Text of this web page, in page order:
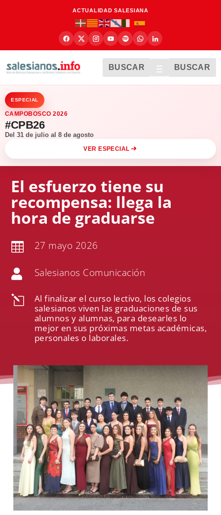
ACTUALIDAD SALESIANA
BUSCAR BUSCAR
ESPECIAL
CAMPOBOSCO 2026
#CPB26
Del 31 de julio al 8 de agosto
VER ESPECIAL
El esfuerzo tiene su
recompensa: llega la
hora de graduarse
 27 mayo 2026
 Salesianos Comunicación
l
Al finalizar el curso lectivo, los colegios
salesianos viven las graduaciones de sus
alumnos y alumnas, para desearles lo
mejor en sus próximas metas académicas,
personales o laborales.